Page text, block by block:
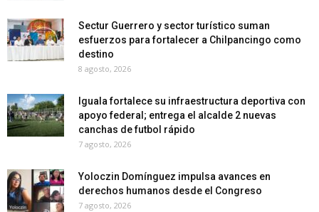
Sectur Guerrero y sector turístico suman
esfuerzos para fortalecer a Chilpancingo como
destino
8 agosto, 2026
Iguala fortalece su infraestructura deportiva con
apoyo federal; entrega el alcalde 2 nuevas
canchas de futbol rápido
7 agosto, 2026
Yoloczin Domínguez impulsa avances en
derechos humanos desde el Congreso
7 agosto, 2026